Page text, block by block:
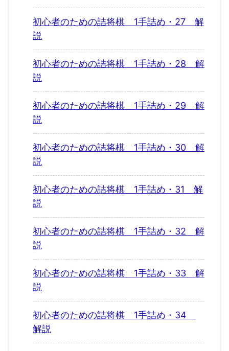
初心者のための詰将棋 1手詰め・27 解
説
初心者のための詰将棋 1手詰め・28 解
説
初心者のための詰将棋 1手詰め・29 解
説
初心者のための詰将棋 1手詰め・30 解
説
初心者のための詰将棋 1手詰め・31 解
説
初心者のための詰将棋 1手詰め・32 解
説
初心者のための詰将棋 1手詰め・33 解
説
初心者のための詰将棋 1手詰め・34
解説